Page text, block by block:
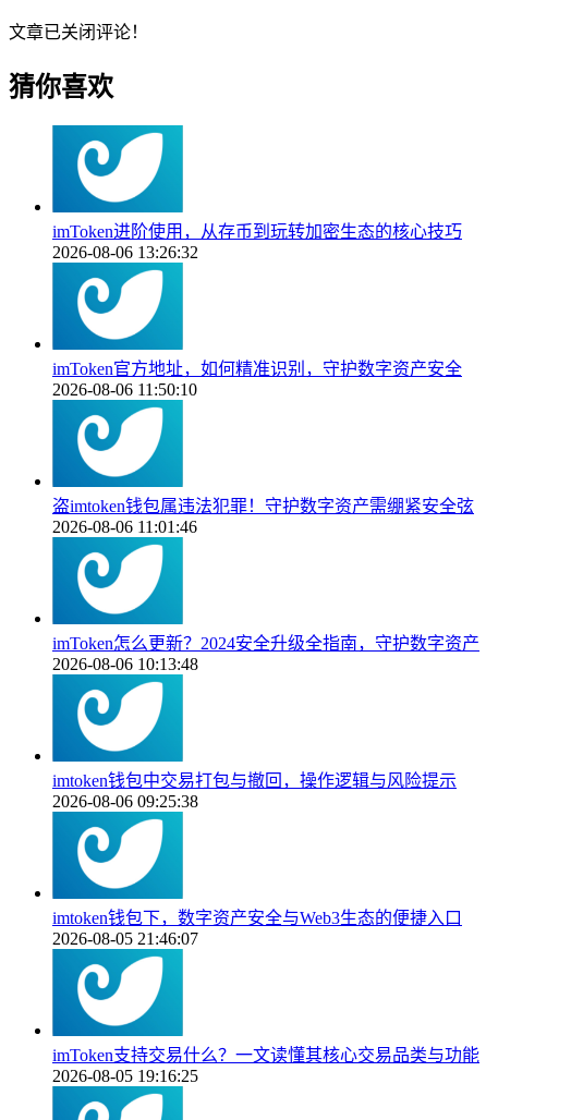
文章已关闭评论！
猜你喜欢
imToken进阶使用，从存币到玩转加密生态的核心技巧
2026-08-06 13:26:32
imToken官方地址，如何精准识别，守护数字资产安全
2026-08-06 11:50:10
盗imtoken钱包属违法犯罪！守护数字资产需绷紧安全弦
2026-08-06 11:01:46
imToken怎么更新？2024安全升级全指南，守护数字资产
2026-08-06 10:13:48
imtoken钱包中交易打包与撤回，操作逻辑与风险提示
2026-08-06 09:25:38
imtoken钱包下，数字资产安全与Web3生态的便捷入口
2026-08-05 21:46:07
imToken支持交易什么？一文读懂其核心交易品类与功能
2026-08-05 19:16:25